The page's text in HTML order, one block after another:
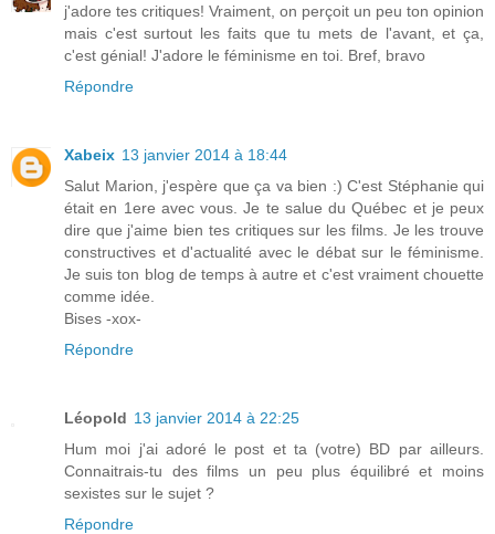
j'adore tes critiques! Vraiment, on perçoit un peu ton opinion
mais c'est surtout les faits que tu mets de l'avant, et ça,
c'est génial! J'adore le féminisme en toi. Bref, bravo
Répondre
Xabeix 13 janvier 2014 à 18:44
Salut Marion, j'espère que ça va bien :) C'est Stéphanie qui
était en 1ere avec vous. Je te salue du Québec et je peux
dire que j'aime bien tes critiques sur les films. Je les trouve
constructives et d'actualité avec le débat sur le féminisme.
Je suis ton blog de temps à autre et c'est vraiment chouette
comme idée.
Bises -xox-
Répondre
Léopold 13 janvier 2014 à 22:25
Hum moi j'ai adoré le post et ta (votre) BD par ailleurs.
Connaitrais-tu des films un peu plus équilibré et moins
sexistes sur le sujet ?
Répondre